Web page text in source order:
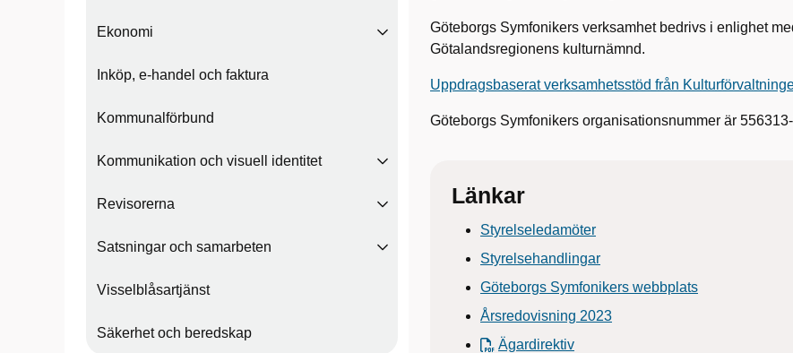
Ekonomi
Inköp, e-handel och faktura
Kommunalförbund
Kommunikation och visuell identitet
Revisorerna
Satsningar och samarbeten
Visselblåsartjänst
Säkerhet och beredskap
Göteborgs Symfonikers verksamhet bedrivs i enlighet
Götalandsregionens kulturnämnd.
Uppdragsbaserat verksamhetsstöd från
Göteborgs Symfonikers organisationsnummer är
Länkar
Styrelseledamöter
Styrelsehandlingar
Göteborgs Symfonikers webbplats
Årsredovisning 2023
Ägardirektiv